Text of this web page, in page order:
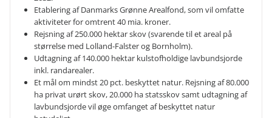
Etablering af Danmarks Grønne Arealfond, som vil omfatte
aktiviteter for omtrent 40 mia. kroner.
Rejsning af 250.000 hektar skov (svarende til et areal på
størrelse med Lolland-Falster og Bornholm).
Udtagning af 140.000 hektar kulstofholdige lavbundsjorde
inkl. randarealer.
Et mål om mindst 20 pct. beskyttet natur. Rejsning af 80.000
ha privat urørt skov, 20.000 ha statsskov samt udtagning af
lavbundsjorde vil øge omfanget af beskyttet natur